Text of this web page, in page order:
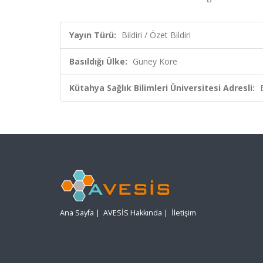
Yayın Türü: Bildiri / Özet Bildiri
Basıldığı Ülke: Güney Kore
Kütahya Sağlık Bilimleri Üniversitesi Adresli:
Ana Sayfa | AVESİS Hakkında | İletişim